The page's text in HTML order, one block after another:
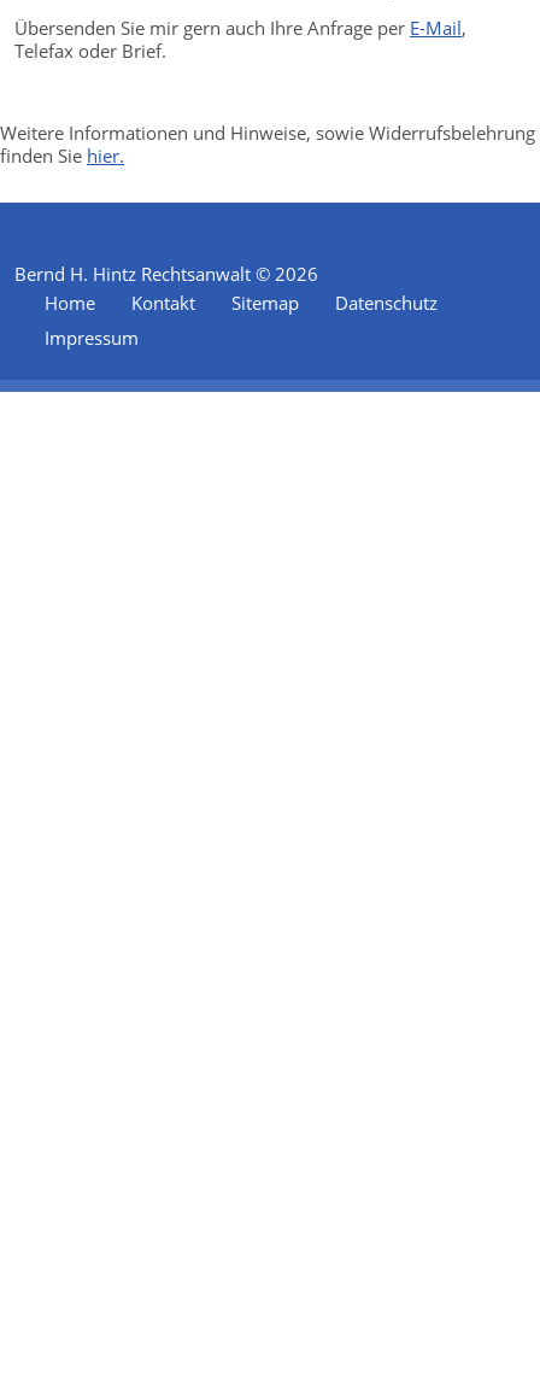
Übersenden Sie mir gern auch Ihre Anfrage per E-Mail,
Telefax oder Brief.
Weitere Informationen und Hinweise, sowie Widerrufsbelehrung
finden Sie hier.
Bernd H. Hintz Rechtsanwalt © 2026
Home
Kontakt Sitemap
Datenschutz
Impressum